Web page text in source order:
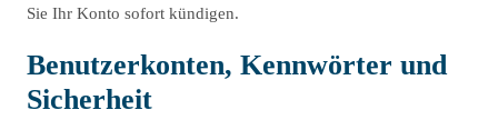
Sie Ihr Konto sofort kündigen.
Benutzerkonten, Kennwörter und
Sicherheit